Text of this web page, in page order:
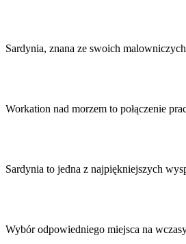
Sardynia, znana ze swoich
Workation nad morzem to połączenie
Sardynia to jedna z najpiękniejszych
Wybór odpowiedniego miejsca na